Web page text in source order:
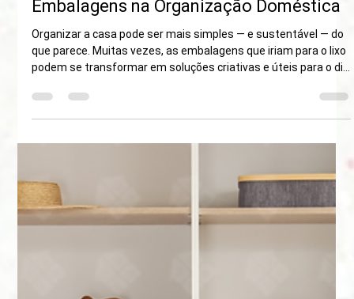
Casa PLIM
Soluções Práticas e Sustentáveis
Como Reciclar e Reaproveitar
Embalagens na Organização Doméstica
que parece. Muitas vezes, as embalagens que iriam para o lixo
podem se transformar em soluções criativas e úteis para o dia
a dia da organização. Neste post, você vai aprender como
reciclar e reaproveitar embalagens para deixar sua casa mais
funcional e ainda contribuir com o meio ambiente.